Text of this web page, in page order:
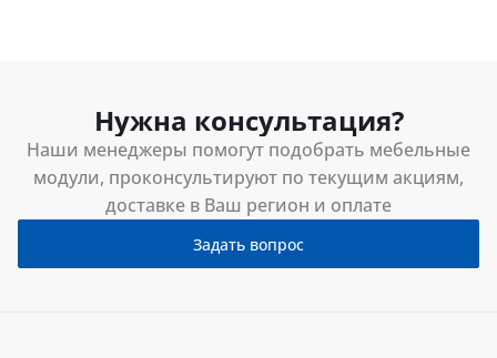
Нужна консультация?
Наши менеджеры помогут подобрать мебельные
модули, проконсультируют по текущим акциям,
доставке в Ваш регион и оплате
Задать вопрос